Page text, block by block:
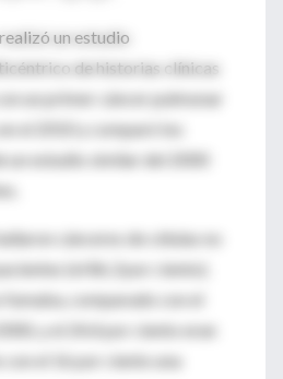
un estudio
de historias clínicas
un primer cáncer pulmonar
el 2010 y comparó los
un estudio similar del 2000
cánceres de células no
(el 86,3 por ciento).
fumaba, comparado con el
y el 24,4 por ciento eran
el 16 por ciento una